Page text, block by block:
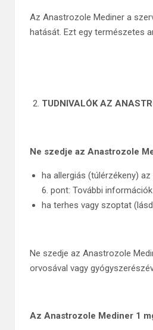
Az Anastrozole Mediner a
hatását. Ezt egy természetes
TUDNIVALÓK AZ
Ne szedje az Anastrozole
ha allergiás (túlérzékeny)
6. pont: További információk
ha terhes vagy szoptat
Ne szedje az Anastrozole
orvosával vagy
Az Anastrozole Mediner 1